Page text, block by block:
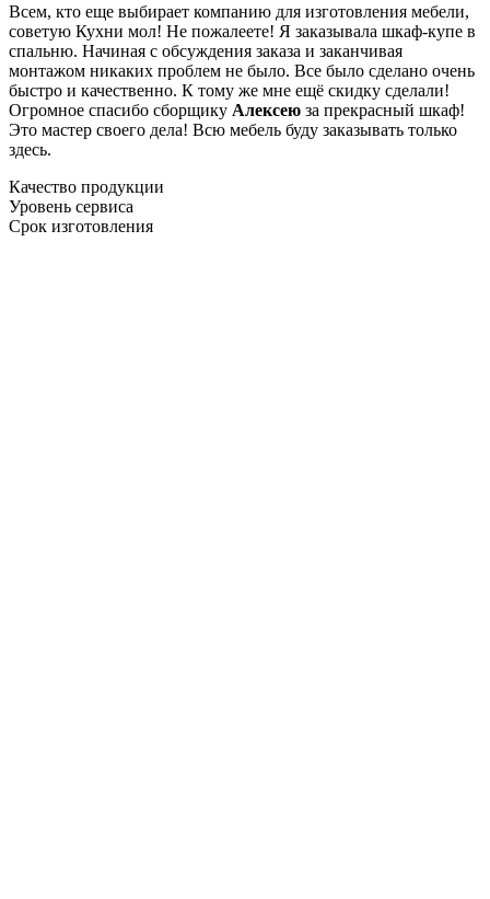
Всем, кто еще выбирает компанию для изготовления мебели,
советую Кухни мол! Не пожалеете! Я заказывала шкаф-купе в
спальню. Начиная с обсуждения заказа и заканчивая
монтажом никаких проблем не было. Все было сделано очень
быстро и качественно. К тому же мне ещё скидку сделали!
Огромное спасибо сборщику Алексею за прекрасный шкаф!
Это мастер своего дела! Всю мебель буду заказывать только
здесь.
Качество продукции
Уровень сервиса
Срок изготовления